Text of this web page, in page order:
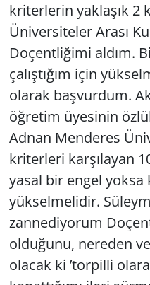
kriterlerin yaklaşık 2
Üniversiteler Arası
Doçentliğimi aldım.
çalıştığım için
olarak başvurdum.
öğretim üyesinin
Adnan Menderes
kriterleri karşılayan
yasal bir engel
yükselmelidir.
zannediyorum
olduğunu, nereden ve
olacak ki ’torpilli